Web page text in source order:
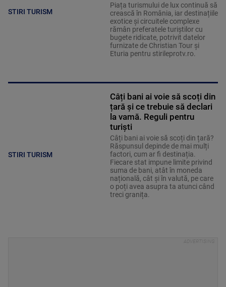
STIRI TURISM
Piața turismului de lux continuă să
crească în România, iar destinațiile
exotice și circuitele complexe
rămân preferatele turiștilor cu
bugete ridicate, potrivit datelor
furnizate de Christian Tour și
Eturia pentru stirileprotv.ro.
STIRI TURISM
Câți bani ai voie să scoți din
țară și ce trebuie să declari
la vamă. Reguli pentru
turiști
Câți bani ai voie să scoți din țară?
Răspunsul depinde de mai mulți
factori, cum ar fi destinația.
Fiecare stat impune limite privind
suma de bani, atât în moneda
națională, cât și în valută, pe care
o poți avea asupra ta atunci când
treci granița.